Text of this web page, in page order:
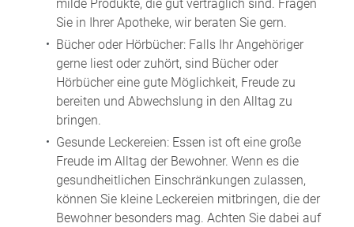
milde Produkte, die gut verträglich sind. Fragen
Sie in Ihrer Apotheke, wir beraten Sie gern.
Bücher oder Hörbücher: Falls Ihr Angehöriger
gerne liest oder zuhört, sind Bücher oder
Hörbücher eine gute Möglichkeit, Freude zu
bereiten und Abwechslung in den Alltag zu
bringen.
Gesunde Leckereien: Essen ist oft eine große
Freude im Alltag der Bewohner. Wenn es die
gesundheitlichen Einschränkungen zulassen,
können Sie kleine Leckereien mitbringen, die der
Bewohner besonders mag. Achten Sie dabei auf